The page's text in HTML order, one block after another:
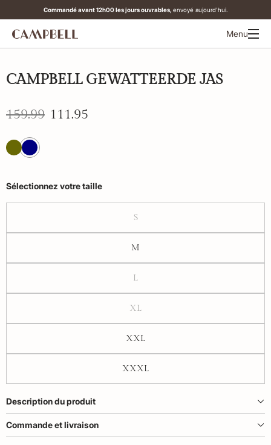
Commandé avant 12h00 les jours ouvrables, envoyé aujourd'hui.
Menu
CAMPBELL GEWATTEERDE JAS
159.99 111.95
Sélectionnez votre taille
S
M
L
XL
XXL
XXXL
Description du produit
Commande et livraison